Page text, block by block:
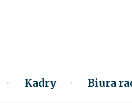
Kadry Biura